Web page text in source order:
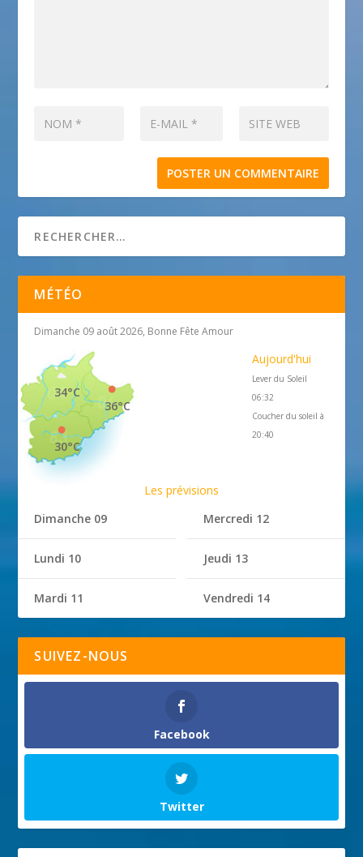
MÉTÉO
Dimanche 09 août 2026, Bonne Fête Amour
36°C
34°C
30°C
Aujourd'hui
Lever du Soleil
06:32
Coucher du soleil à
20:40
Les prévisions
Dimanche 09
Lundi 10
Mardi 11
Mercredi 12
Jeudi 13
Vendredi 14
SUIVEZ-NOUS
Facebook
Twitter